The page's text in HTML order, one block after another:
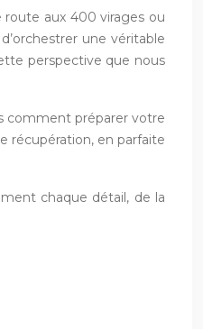
aux 400 virages ou
une véritable
perspective que nous
comment préparer votre
récupération, en parfaite
chaque détail, de la